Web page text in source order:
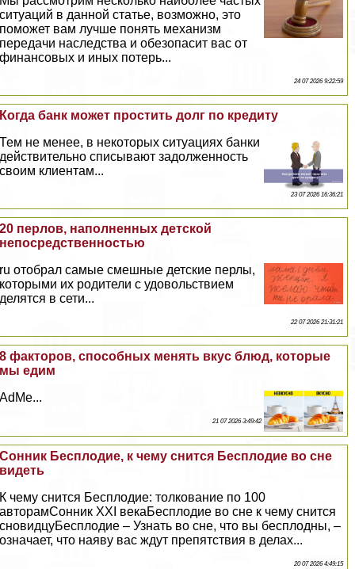
ситуаций в данной статье, возможно, это
поможет вам лучше понять механизм
передачи наследства и обезопасит вас от
финансовых и иных потерь...
24 07 2026 9:22:59
Когда банк может простить долг по кредиту
Тем не менее, в некоторых ситуациях банки
действительно списывают задолженность
своим клиентам...
23 07 2026 16:36:21
20 перлов, наполненных детской
непосредственностью
ru отобрал самые смешные детские перлы,
которыми их родители с удовольствием
делятся в сети...
22 07 2026 21:31:21
8 факторов, способных менять вкус блюд, которые
мы едим
AdMe...
21 07 2026 3:49:42
Сонник Бесплодие, к чему снится Бесплодие во сне
видеть
К чему снится Бесплодие: толкование по 100
авторамСонник XXI векаБесплодие во сне к чему снится
сновидцуБесплодие – Узнать во сне, что вы бесплодны, –
означает, что наяву вас ждут препятствия в делах...
20 07 2026 4:49:15